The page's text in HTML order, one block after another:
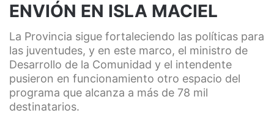
ENVIÓN EN ISLA MACIEL
La Provincia sigue fortaleciendo las políticas para
las juventudes, y en este marco, el ministro de
Desarrollo de la Comunidad y el intendente
pusieron en funcionamiento otro espacio del
programa que alcanza a más de 78 mil
destinatarios.